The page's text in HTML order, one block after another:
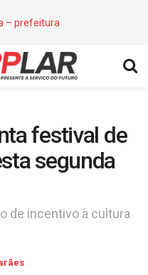
festival de
segunda
de incentivo à cultura